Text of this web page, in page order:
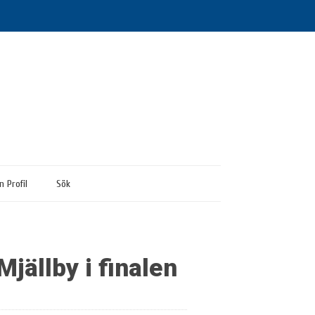
Profil Sök
i finalen